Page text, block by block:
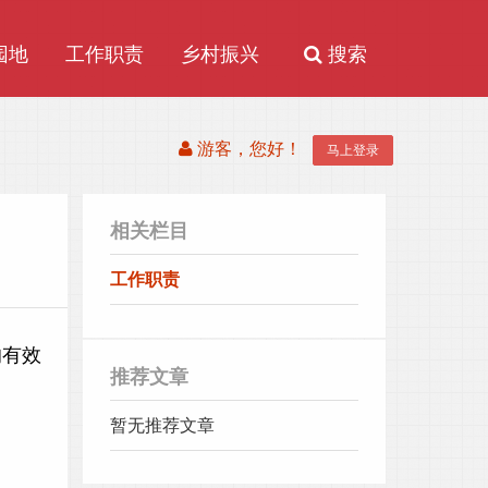
地 工作职责 乡村振兴 搜索
游客，您好！ 马上登录
效
相关栏目
工作职责
推荐文章
暂无推荐文章